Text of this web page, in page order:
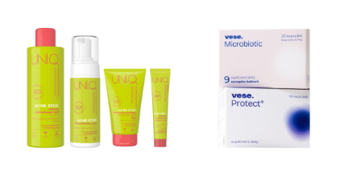
Q
K
o
s
m
e
t